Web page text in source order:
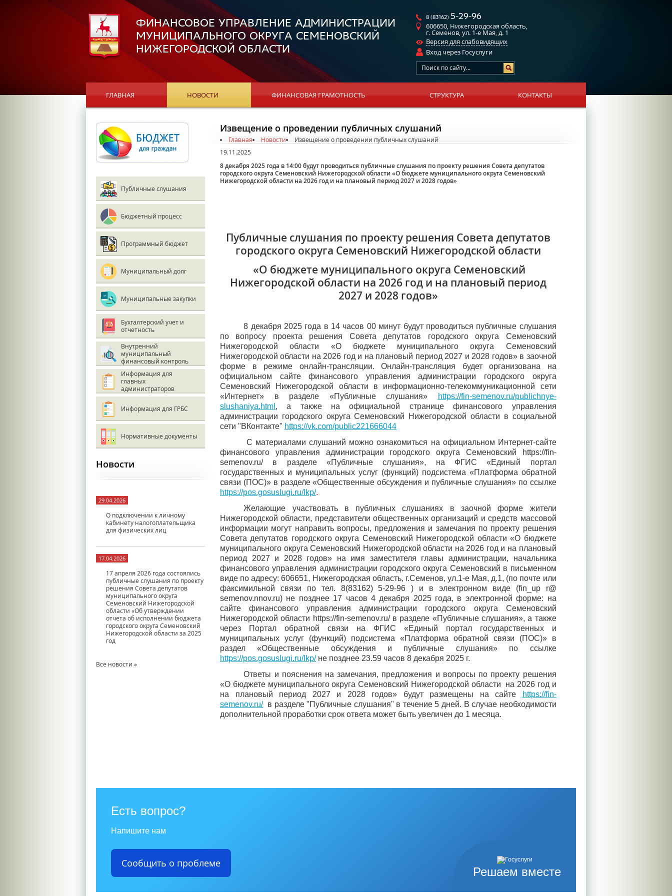
Публичные слушания
Бюджетный процесс
Программный бюджет
Муниципальный долг
Муниципальные закупки
Бухгалтерский учет и
отчетность
Внутренний
муниципальный
финансовый контроль
Информация для
главных
администраторов
Информация для ГРБС
Нормативные документы
Новости
29.04.2026
О подключении к личному
кабинету налогоплательщика
для физических лиц
17.04.2026
17 апреля 2026 года состоялись
публичные слушания по проекту
решения Совета депутатов
муниципального округа
Семеновский Нижегородской
области «Об утверждении
отчета об исполнении бюджета
городского округа Семеновский
Нижегородской области за 2025
год
Все новости »
Извещение о проведении публичных слушаний
Главная Новости
Извещение о проведении публичных слушаний
19.11.2025
8 декабря 2025 года в 14:00 будут проводиться публичные слушания по проекту решения Совета депутатов
городского округа Семеновский Нижегородской области «О бюджете муниципального округа Семеновский
Нижегородской области на 2026 год и на плановый период 2027 и 2028 годов»
Публичные слушания по проекту решения Совета депутатов
городского округа Семеновский Нижегородской области
«О бюджете муниципального округа Семеновский
Нижегородской области на 2026 год и на плановый период
2027 и 2028 годов»
8 декабря 2025 года в 14 часов 00 минут будут проводиться публичные слушания
по вопросу проекта решения Совета депутатов городского округа Семеновский
Нижегородской области «О бюджете муниципального округа Семеновский
Нижегородской области на 2026 год и на плановый период 2027 и 2028 годов»в заочной
форме в режиме онлайн-трансляции.Онлайн-трансляция будет организована на
официальном сайте финансового управления администрации городского округа
Семеновский Нижегородской области в информационно-телекоммуникационной сети
«Интернет» в разделе «Публичные слушания»
https://fin-semenov.ru/publichnye-
slushaniya.html , а также на официальной странице финансового управления
администрации городского округа Семеновский Нижегородской области в социальной
сети "ВКонтакте" https://vk.com/public221666044
С материалами слушаний можно ознакомиться на официальном Интернет-сайте
финансового управления администрации городского округа Семеновский https://fin-
semenov.ru/ в разделе «Публичные слушания», на ФГИС «Единый портал
государственных и муниципальных услуг (функций) подсистема «Платформа обратной
связи (ПОС)» в разделе «Общественные обсуждения и публичные слушания» по ссылке
https://pos.gosuslugi.ru/lkp/.
Желающие участвовать в публичных слушаниях в заочной форме жители
Нижегородской области, представители общественных организаций и средств массовой
информации могут направить вопросы, предложения и замечания по проекту решения
Совета депутатов городского округа Семеновский Нижегородской области «О бюджете
муниципального округа Семеновский Нижегородской области на 2026 год и на плановый
период 2027 и 2028 годов» на имя заместителя главы администрации, начальника
финансового управления администрации городского округа Семеновский в письменном
виде по адресу: 606651, Нижегородская область, г.Семенов, ул.1-е Мая, д.1, (по почте или
факсимильной связи по тел. 8(83162) 5-29-96 ) и в электронном виде (fin_up r@
semenov.nnov.ru) не позднее 17 часов 4 декабря 2025 года, в электронной форме: на
сайте финансового управления администрации городского округа Семеновский
Нижегородской области https://fin-semenov.ru/ в разделе «Публичные слушания», а также
через Портал обратной связи на ФГИС «Единый портал государственных и
муниципальных услуг (функций) подсистема «Платформа обратной связи (ПОС)» в
раздел «Общественные обсуждения и публичные слушания» по ссылке
https://pos.gosuslugi.ru/lkp/не позднее 23.59 часов 8 декабря 2025 г.
Ответы и пояснения на замечания, предложения и вопросы по проекту решения
«О бюджете муниципального округа Семеновский Нижегородской области на 2026 год и
на плановый период 2027 и 2028 годов» будут размещены на сайте
https://fin-
semenov.ru/в разделе "Публичные слушания" в течение 5 дней. В случае необходимости
дополнительной проработки срок ответа может быть увеличен до 1 месяца.
Решаем вместе
Есть вопрос?
Напишите нам
Сообщить о проблеме
ФИНАНСОВОЕ УПРАВЛЕНИЕ АДМИНИСТРАЦИИ
МУНИЦИПАЛЬНОГО ОКРУГА СЕМЕНОВСКИЙ
НИЖЕГОРОДСКОЙ ОБЛАСТИ
8 (83162) 5-29-96
606650, Нижегородская область,
г. Семенов, ул. 1-е Мая, д. 1
Версия для слабовидящих
Вход через Госуслуги
ГЛАВНАЯ НОВОСТИ ФИНАНСОВАЯ ГРАМОТНОСТЬ СТРУКТУРА КОНТАКТЫ